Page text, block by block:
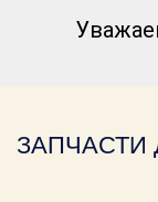
ЗАПЧАСТИ